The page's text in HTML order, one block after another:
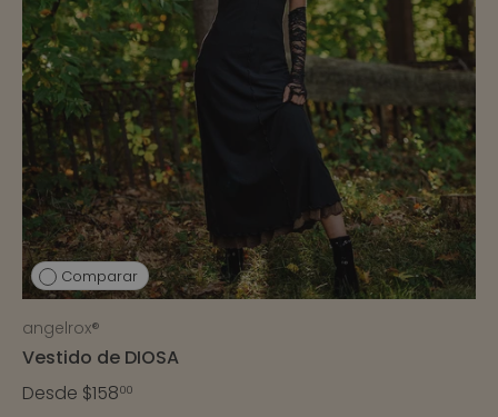
Comparar
angelrox®
Vestido de DIOSA
Desde $15800